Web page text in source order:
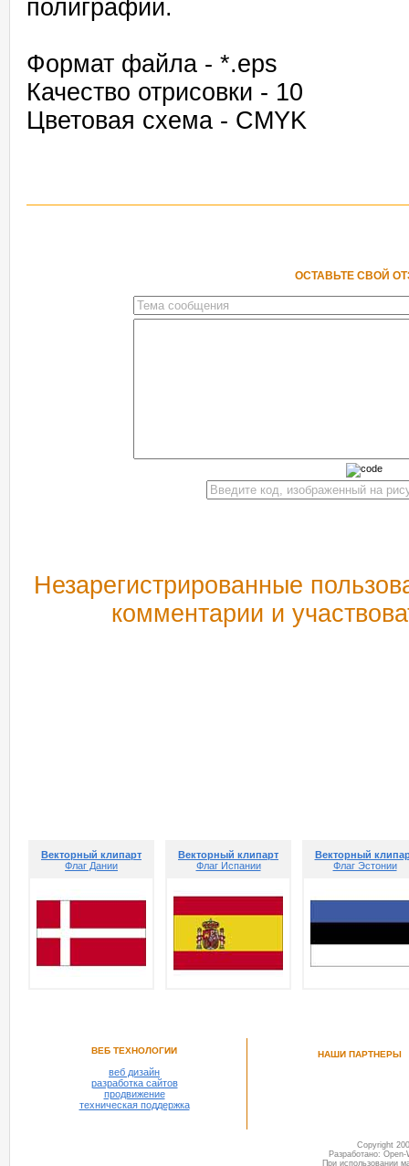
полиграфии.
Формат файла - *.eps
Качество отрисовки - 10
Цветовая схема - CMYK
ОСТАВЬТЕ СВОЙ
Незарегистрированные
комментарии и
Векторный клипарт
Флаг Дании
Векторный клипарт
Флаг Испании
Векторный
Флаг Эстонии
ВЕБ ТЕХНОЛОГИИ
веб дизайн
разработка сайтов
продвижение
техническая поддержка
НАШИ ПАРТНЕРЫ
Copyright
Разработано:
При использовании